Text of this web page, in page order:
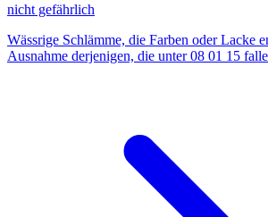
nicht gefährlich
Wässrige Schlämme, die Farben oder Lacke
Ausnahme derjenigen, die unter 08 01 15